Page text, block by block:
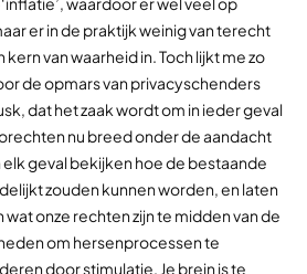
er in de praktijk weinig van terecht
van waarheid in. Toch lijkt me zo
de opmars van privacyschenders
dat het zaak wordt om in ieder geval
nu breed onder de aandacht
geval bekijken hoe de bestaande
zouden kunnen worden, en laten
onze rechten zijn te midden van de
om hersenprocessen te
door stimulatie. Je brein is te